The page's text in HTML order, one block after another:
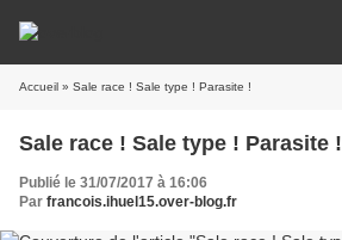
Accueil » Sale race ! Sale type ! Parasite !
Sale race ! Sale type ! Parasite !
Publié le 31/07/2017 à 16:06
Par francois.ihuel15.over-blog.fr